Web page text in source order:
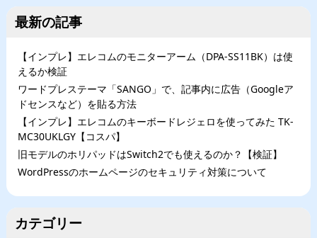
最新の記事
【インプレ】エレコムのモニターアーム（DPA-SS11BK）は使
えるか検証
ワードプレステーマ「SANGO」で、記事内に広告（Googleア
ドセンスなど）を貼る方法
【インプレ】エレコムのキーボードレジェロを使ってみた TK-
MC30UKLGY【コスパ】
旧モデルのホリパッドはSwitch2でも使えるのか？【検証】
WordPressのホームページのセキュリティ対策について
カテゴリー